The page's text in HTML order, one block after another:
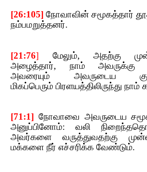
[26:105] ​​நோவாவின் சமூகத்தார்
நம்பமறுத்தனர்.
[21:76]​​ மேலும்,​​அதற்கு
அழைத்தார்,​​ நாம் அவருக்கு
அவரையும் அவருடைய
மிகப்பெரும் பிரளயத்திலிருந்து
[71:1] நோவாவை அவருடைய
அனுப்பினோம்: வலி
அவர்களை வருத்துவதற்கு
மக்களை நீர் எச்சரிக்க வேண்டும்.